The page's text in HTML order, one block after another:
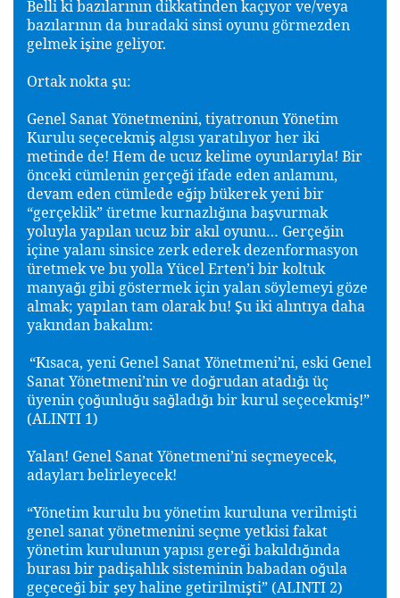
Belli ki bazılarının dikkatinden kaçıyor ve/veya
bazılarının da buradaki sinsi oyunu görmezden
gelmek işine geliyor.
Ortak nokta şu:
Genel Sanat Yönetmenini, tiyatronun Yönetim
Kurulu seçecekmiş algısı yaratılıyor her iki
metinde de! Hem de ucuz kelime oyunlarıyla! Bir
önceki cümlenin gerçeği ifade eden anlamını,
devam eden cümlede eğip bükerek yeni bir
“gerçeklik” üretme kurnazlığına başvurmak
yoluyla yapılan ucuz bir akıl oyunu… Gerçeğin
içine yalanı sinsice zerk ederek dezenformasyon
üretmek ve bu yolla Yücel Erten’i bir koltuk
manyağı gibi göstermek için yalan söylemeyi göze
almak; yapılan tam olarak bu! Şu iki alıntıya daha
yakından bakalım:
“Kısaca, yeni Genel Sanat Yönetmeni’ni, eski Genel
Sanat Yönetmeni’nin ve doğrudan atadığı üç
üyenin çoğunluğu sağladığı bir kurul seçecekmiş!”
(ALINTI 1)
Yalan! Genel Sanat Yönetmeni’ni seçmeyecek,
adayları belirleyecek!
“Yönetim kurulu bu yönetim kuruluna verilmişti
genel sanat yönetmenini seçme yetkisi fakat
yönetim kurulunun yapısı gereği bakıldığında
burası bir padişahlık sisteminin babadan oğula
geçeceği bir şey haline getirilmişti” (ALINTI 2)